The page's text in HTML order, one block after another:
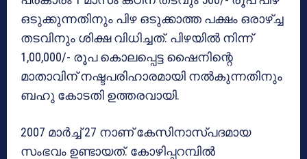
ഒടുക്കുന്നതിനും പിഴ ഒടുക്കാത്ത പക്ഷം ഒരാഴ്ച്ച
തടവിനും ശിക്ഷ വിധിച്ചത്. പിഴയിൽ നിന്ന്
1,00,000/- രൂപ കൊലപ്പെട്ട ഷൈനിന്റെ
മാതാവിന് നഷ്ടപരിഹാരമായി നൽകുന്നതിനും
ബഹു കോടതി ഉത്തരവായി.
2007 മാർച്ച് 27 നാണ് കേസിനാസ്പദമായ
സംഭവം ഉണ്ടായത്. കോഴിപ്പറമ്പിൽ